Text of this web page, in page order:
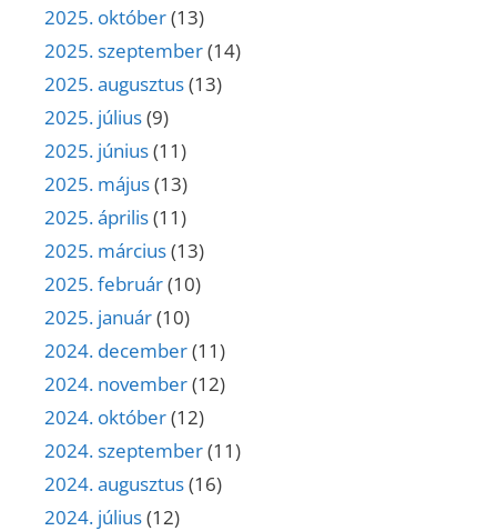
2025. október(13)
2025. szeptember(14)
2025. augusztus(13)
2025. július(9)
2025. június(11)
2025. május(13)
2025. április(11)
2025. március(13)
2025. február(10)
2025. január(10)
2024. december(11)
2024. november(12)
2024. október(12)
2024. szeptember(11)
2024. augusztus(16)
2024. július(12)